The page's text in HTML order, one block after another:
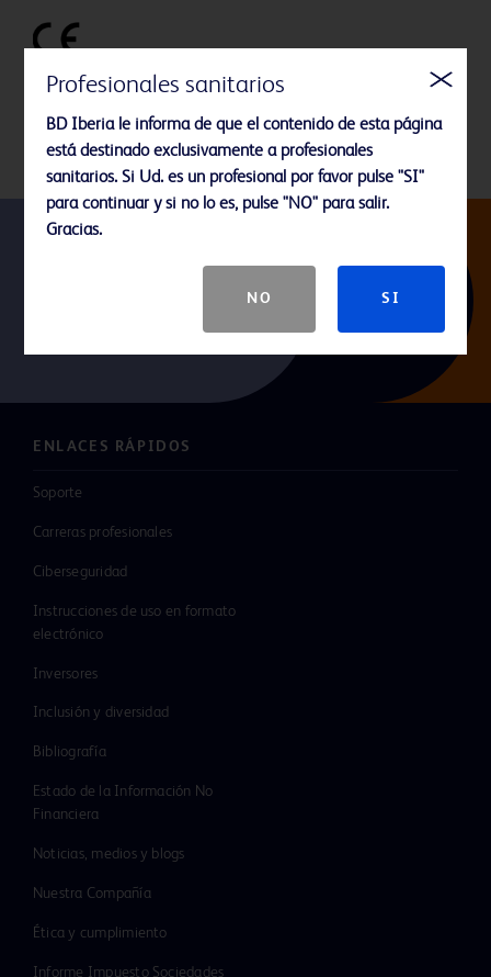
BD-38368
ENLACES RÁPIDOS
Soporte
Carreras profesionales
Ciberseguridad
Instrucciones de uso en formato
electrónico
Inversores
Inclusión y diversidad
Bibliografía
Estado de la Información No
Financiera
Noticias, medios y blogs
Nuestra Compañía
Ética y cumplimiento
Informe Impuesto Sociedades
Profesionales sanitarios
BD Iberia le informa de que el contenido de esta página
está destinado exclusivamente a profesionales
sanitarios. Si Ud. es un profesional por favor pulse "SI"
para continuar y si no lo es, pulse "NO" para salir.
Gracias.
NO SI